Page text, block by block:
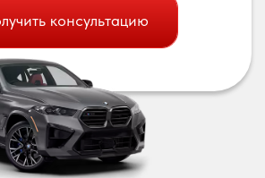
консультацию